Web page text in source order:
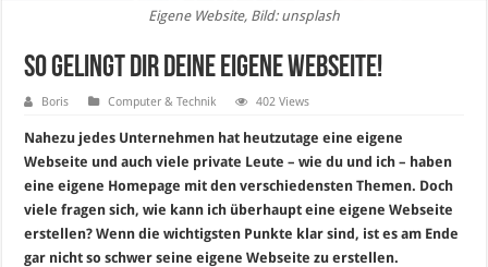
Eigene Website, Bild: unsplash
So gelingt dir deine eigene Webseite!
Boris Computer & Technik 402 Views
Nahezu jedes Unternehmen hat heutzutage eine eigene
Webseite und auch viele private Leute – wie du und ich – haben
eine eigene Homepage mit den verschiedensten Themen. Doch
viele fragen sich, wie kann ich überhaupt eine eigene Webseite
erstellen? Wenn die wichtigsten Punkte klar sind, ist es am Ende
gar nicht so schwer seine eigene Webseite zu erstellen.